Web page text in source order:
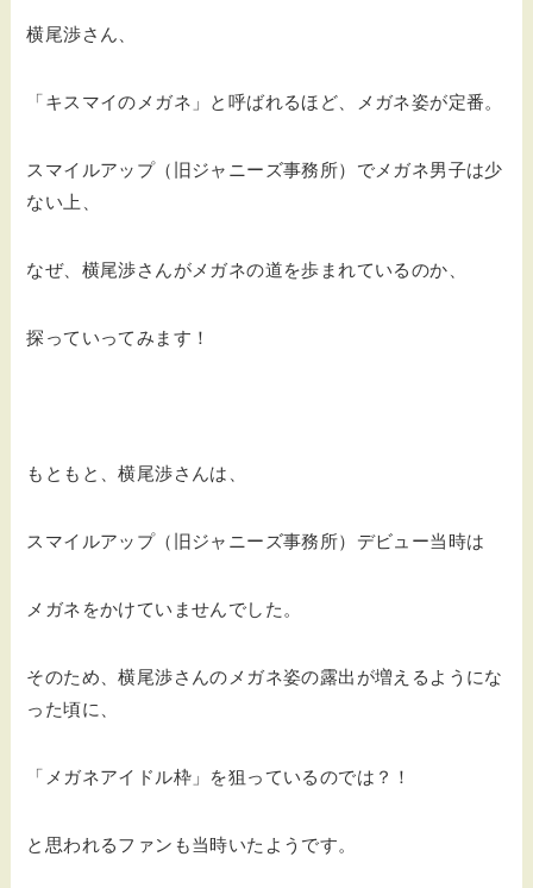
横尾渉さん、
「キスマイのメガネ」と呼ばれるほど、メガネ姿が定番。
スマイルアップ（旧ジャニーズ事務所）でメガネ男子は少
ない上、
なぜ、横尾渉さんがメガネの道を歩まれているのか、
探っていってみます！
もともと、横尾渉さんは、
スマイルアップ（旧ジャニーズ事務所）デビュー当時は
メガネをかけていませんでした。
そのため、横尾渉さんのメガネ姿の露出が増えるようにな
った頃に、
「メガネアイドル枠」を狙っているのでは？！
と思われるファンも当時いたようです。